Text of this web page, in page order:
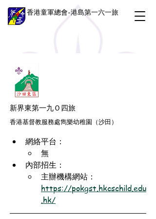
香港童軍總會-港島第一六一旅
新界東第一九Ｏ四旅
香港基督教服務處雋樂幼稚園（沙田）
網絡平台：
無
內部招生：
主辦機構網站：
https://pokgst.hkcschild.edu
.hk/